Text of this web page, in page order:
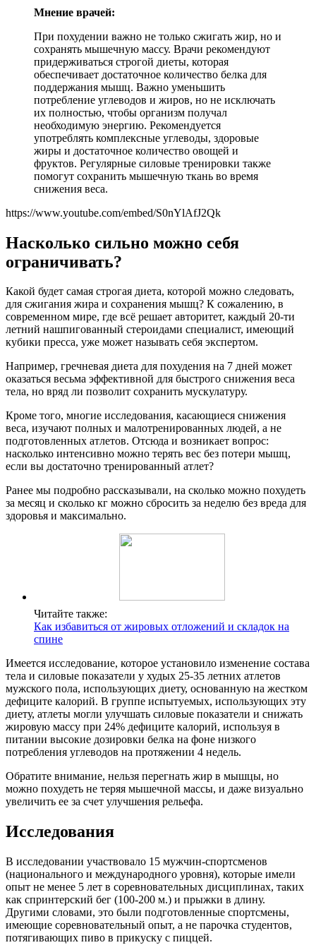
Мнение врачей:
При похудении важно не только сжигать жир, но и
сохранять мышечную массу. Врачи рекомендуют
придерживаться строгой диеты, которая
обеспечивает достаточное количество белка для
поддержания мышц. Важно уменьшить
потребление углеводов и жиров, но не исключать
их полностью, чтобы организм получал
необходимую энергию. Рекомендуется
употреблять комплексные углеводы, здоровые
жиры и достаточное количество овощей и
фруктов. Регулярные силовые тренировки также
помогут сохранить мышечную ткань во время
снижения веса.
https://www.youtube.com/embed/S0nYlAfJ2Qk
Насколько сильно можно себя
ограничивать?
Какой будет самая строгая диета, которой можно следовать,
для сжигания жира и сохранения мышц? К сожалению, в
современном мире, где всё решает авторитет, каждый 20-ти
летний нашпигованный стероидами специалист, имеющий
кубики пресса, уже может называть себя экспертом.
Например, гречневая диета для похудения на 7 дней может
оказаться весьма эффективной для быстрого снижения веса
тела, но вряд ли позволит сохранить мускулатуру.
Кроме того, многие исследования, касающиеся снижения
веса, изучают полных и малотренированных людей, а не
подготовленных атлетов. Отсюда и возникает вопрос:
насколько интенсивно можно терять вес без потери мышц,
если вы достаточно тренированный атлет?
Ранее мы подробно рассказывали, на сколько можно похудеть
за месяц и сколько кг можно сбросить за неделю без вреда для
здоровья и максимально.
Читайте также:
Как избавиться от жировых отложений и складок на
спине
Имеется исследование, которое установило изменение состава
тела и силовые показатели у худых 25-35 летних атлетов
мужского пола, использующих диету, основанную на жестком
дефиците калорий. В группе испытуемых, использующих эту
диету, атлеты могли улучшать силовые показатели и снижать
жировую массу при 24% дефиците калорий, используя в
питании высокие дозировки белка на фоне низкого
потребления углеводов на протяжении 4 недель.
Обратите внимание, нельзя перегнать жир в мышцы, но
можно похудеть не теряя мышечной массы, и даже визуально
увеличить ее за счет улучшения рельефа.
Исследования
В исследовании участвовало 15 мужчин-спортсменов
(национального и международного уровня), которые имели
опыт не менее 5 лет в соревновательных дисциплинах, таких
как спринтерский бег (100-200 м.) и прыжки в длину.
Другими словами, это были подготовленные спортсмены,
имеющие соревновательный опыт, а не парочка студентов,
потягивающих пиво в прикуску с пиццей.